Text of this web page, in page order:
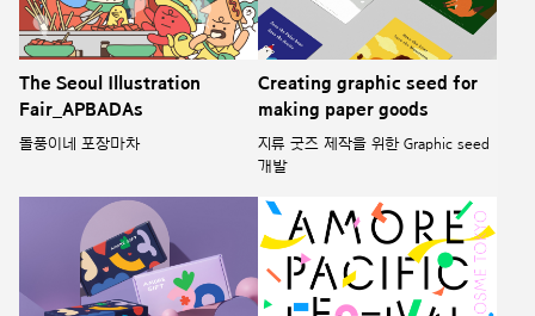
The Seoul Illustration
Fair_APBADAs
돌풍이네 포장마차
Creating graphic seed for
making paper goods
지류 굿즈 제작을 위한 Graphic seed
개발